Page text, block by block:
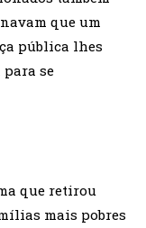
que um
pública lhes
se
que retirou
mais pobres